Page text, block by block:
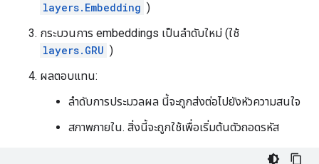
layers.Embedding )
กระบวนการ embeddings เป็นลำดับใหม่ (ใช้
layers.GRU )
ผลตอบแทน:
ลำดับการประมวลผล นี้จะถูกส่งต่อไปยังหัวความสนใจ
สภาพภายใน. สิ่งนี้จะถูกใช้เพื่อเริ่มต้นตัวถอดรหัส